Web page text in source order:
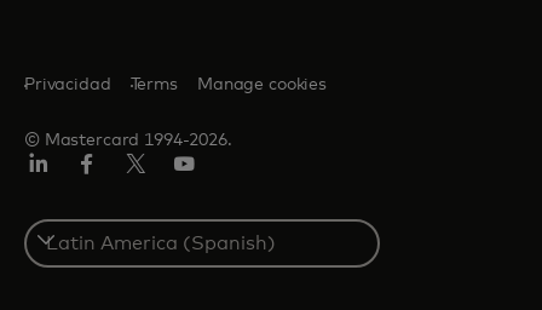
© Mastercard 1994-2026.
Privacidad Terms Manage cookies
Select
a
country